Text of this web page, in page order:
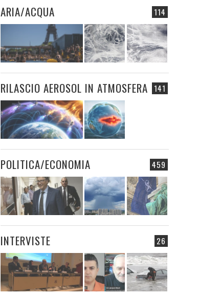
114
ARIA/ACQUA
141
RILASCIO AEROSOL IN ATMOSFERA
459
POLITICA/ECONOMIA
26
INTERVISTE